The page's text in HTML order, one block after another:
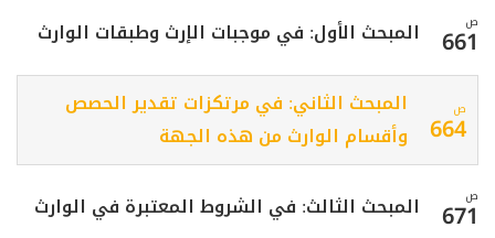
ص
661 المبحث الأول: في موجبات الإرث وطبقات الوارث
ص
664
المبحث الثاني: في مرتكزات تقدير الحصص
وأقسام الوارث من هذه الجهة
ص
671 المبحث الثالث: في الشروط المعتبرة في الوارث